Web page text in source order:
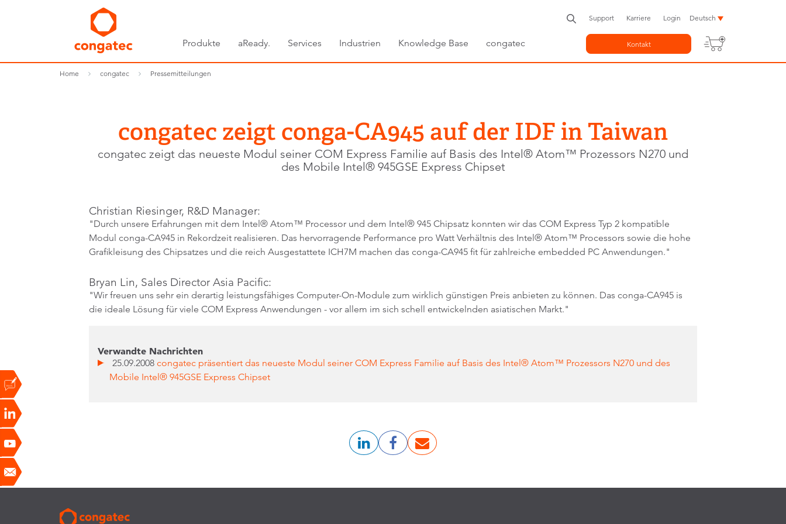
Produkte aReady. Services Industrien Knowledge Base congatec
Support Karriere Login Deutsch
Kontakt
Home congatec Pressemitteilungen
congatec zeigt conga-CA945 auf der IDF in Taiwan
congatec zeigt das neueste Modul seiner COM Express Familie auf Basis des Intel® Atom™ Prozessors N270 und
des Mobile Intel® 945GSE Express Chipset
Christian Riesinger, R&D Manager:
"Durch unsere Erfahrungen mit dem Intel® Atom™ Processor und dem Intel® 945 Chipsatz konnten wir das COM Express Typ 2 kompatible
Modul conga-CA945 in Rekordzeit realisieren. Das hervorragende Performance pro Watt Verhältnis des Intel® Atom™ Processors sowie die hohe
Grafikleisung des Chipsatzes und die reich Ausgestattete ICH7M machen das conga-CA945 fit für zahlreiche embedded PC Anwendungen."
Bryan Lin, Sales Director Asia Pacific:
"Wir freuen uns sehr ein derartig leistungsfähiges Computer-On-Module zum wirklich günstigen Preis anbieten zu können. Das conga-CA945 is
die ideale Lösung für viele COM Express Anwendungen - vor allem im sich schell entwickelnden asiatischen Markt."
Verwandte Nachrichten
25.09.2008 congatec präsentiert das neueste Modul seiner COM Express Familie auf Basis des Intel® Atom™ Prozessors N270 und des
Mobile Intel® 945GSE Express Chipset